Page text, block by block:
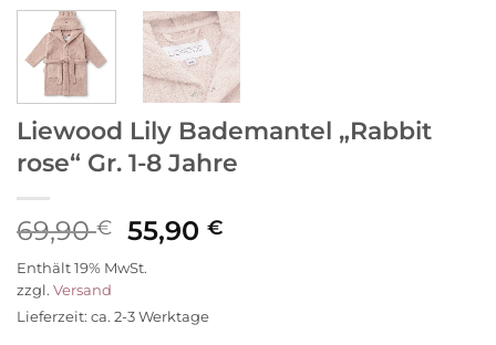
Liewood Lily Bademantel „Rabbit
rose“ Gr. 1-8 Jahre
69,90€
Ursprünglicher
Preis
war:
69,90 €
55,90€Aktueller
Enthält 19% MwSt.
zzgl. Versand
Lieferzeit: ca. 2-3 Werktage